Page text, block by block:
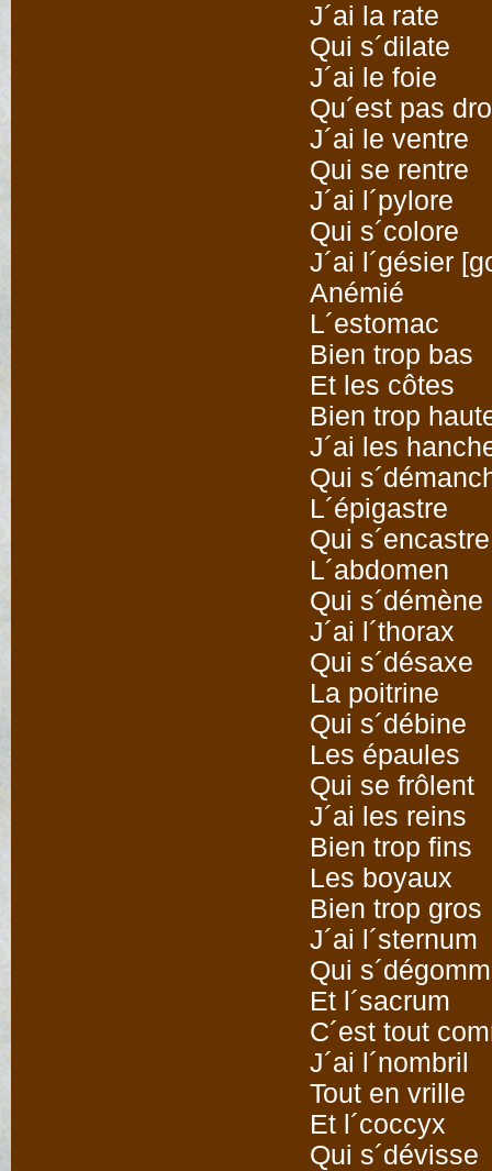
J´ai la rate
Qui s´dilate
J´ai le foie
Qu´est pas
J´ai le ventre
Qui se rentre
J´ai l´pylore
Qui s´colore
J´ai l´gésier
Anémié
L´estomac
Bien trop bas
Et les côtes
Bien trop
J´ai les
Qui
L´épigastre
Qui s´encastre
L´abdomen
Qui s´démène
J´ai l´thorax
Qui s´désaxe
La poitrine
Qui s´débine
Les épaules
Qui se frôlent
J´ai les reins
Bien trop fins
Les boyaux
Bien trop gros
J´ai l´sternum
Qui
Et l´sacrum
C´est tout
J´ai l´nombril
Tout en vrille
Et l´coccyx
Qui s´dévisse